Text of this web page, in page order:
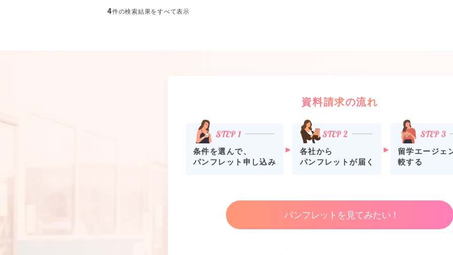
4件の検索結果をすべて表示
資料請求の流れ
条件を選んで、
パンフレット申し込み
各社から
パンフレットが届く
留学エージェ
較する
パンフレットを見てみたい！